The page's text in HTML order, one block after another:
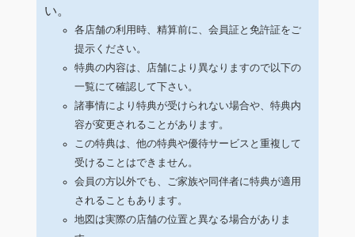
い。
各店舗の利用時、精算前に、会員証と免許証をご
提示ください。
特典の内容は、店舗により異なりますので以下の
一覧にて確認して下さい。
諸事情により特典が受けられない場合や、特典内
容が変更されることがあります。
この特典は、他の特典や優待サービスと重複して
受けることはできません。
会員の方以外でも、ご家族や同伴者に特典が適用
されることもあります。
地図は実際の店舗の位置と異なる場合がありま